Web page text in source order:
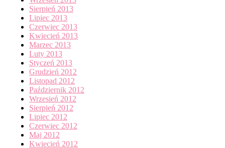
Sierpień 2013
Lipiec 2013
Czerwiec 2013
Kwiecień 2013
Marzec 2013
Luty 2013
Styczeń 2013
Grudzień 2012
Listopad 2012
Październik 2012
Wrzesień 2012
Sierpień 2012
Lipiec 2012
Czerwiec 2012
Maj 2012
Kwiecień 2012